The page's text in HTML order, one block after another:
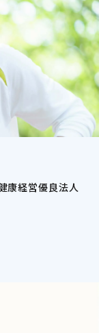
康経営優良法人